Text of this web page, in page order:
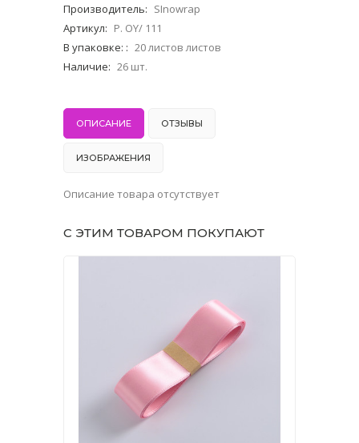
Производитель: SInowrap
Артикул: P. OY/ 111
В упаковке: : 20 листов листов
Наличие: 26 шт.
ОПИСАНИЕ ОТЗЫВЫ
ИЗОБРАЖЕНИЯ
Описание товара отсутствует
С ЭТИМ ТОВАРОМ ПОКУПАЮТ